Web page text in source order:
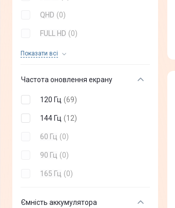
QHD (0)
FULL HD (0)
Показати всi
HD (0
Частота оновлення екрану
120 Гц (69)
144 Гц (12)
60 Гц (0)
90 Гц (0)
165 Гц (0)
Ємність аккумулятора